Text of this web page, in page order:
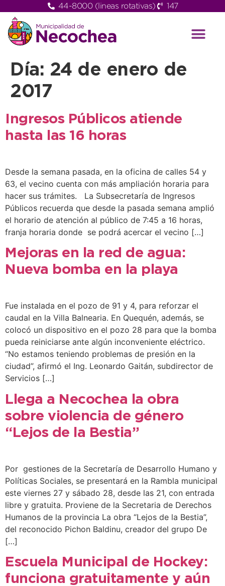
44-8000 (lineas rotativas) 147
Día: 24 de enero de
2017
Ingresos Públicos atiende
hasta las 16 horas
Desde la semana pasada, en la oficina de calles 54 y
63, el vecino cuenta con más ampliación horaria para
hacer sus trámites. La Subsecretaría de Ingresos
Públicos recuerda que desde la pasada semana amplió
el horario de atención al público de 7:45 a 16 horas,
franja horaria donde se podrá acercar el vecino […]
Mejoras en la red de agua:
Nueva bomba en la playa
Fue instalada en el pozo de 91 y 4, para reforzar el
caudal en la Villa Balnearia. En Quequén, además, se
colocó un dispositivo en el pozo 28 para que la bomba
pueda reiniciarse ante algún inconveniente eléctrico.
“No estamos teniendo problemas de presión en la
ciudad”, afirmó el Ing. Leonardo Gaitán, subdirector de
Servicios […]
Llega a Necochea la obra
sobre violencia de género
“Lejos de la Bestia”
Por gestiones de la Secretaría de Desarrollo Humano y
Políticas Sociales, se presentará en la Rambla municipal
este viernes 27 y sábado 28, desde las 21, con entrada
libre y gratuita. Proviene de la Secretaria de Derechos
Humanos de la provincia La obra “Lejos de la Bestia”,
del reconocido Pichon Baldinu, creador del grupo De
[…]
Escuela Municipal de Hockey:
funciona gratuitamente y aún